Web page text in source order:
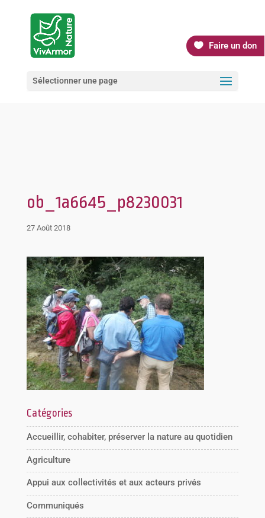
Faire un don
Sélectionner une page
ob_1a6645_p8230031
27 Août 2018
Catégories
Accueillir, cohabiter, préserver la nature au quotidien
Agriculture
Appui aux collectivités et aux acteurs privés
Communiqués